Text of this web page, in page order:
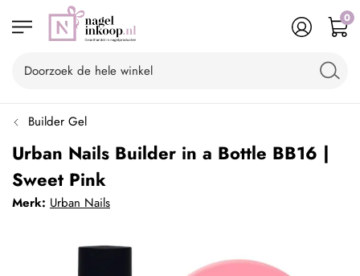
0
Builder Gel
Urban Nails Builder in a Bottle BB16 |
Sweet Pink
Merk: Urban Nails